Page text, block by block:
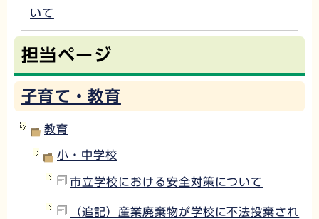
いて
担当ページ
子育て・教育
教育
小・中学校
市立学校における安全対策について
（追記）産業廃棄物が学校に不法投棄され